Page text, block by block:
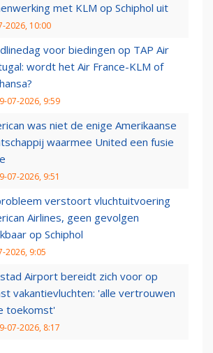
met KLM op Schiphol uit
2026, 10:00
voor biedingen op TAP Air
wordt het Air France-KLM of
07-2026, 9:59
was niet de enige Amerikaanse
waarmee United een fusie
07-2026, 9:51
verstoort vluchtuitvoering
Airlines, geen gevolgen
op Schiphol
2026, 9:05
Airport bereidt zich voor op
vakantievluchten: 'alle vertrouwen
toekomst'
07-2026, 8:17